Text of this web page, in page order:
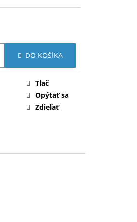
DO KOŠÍKA
Tlač
Opýtať sa
Zdieľať